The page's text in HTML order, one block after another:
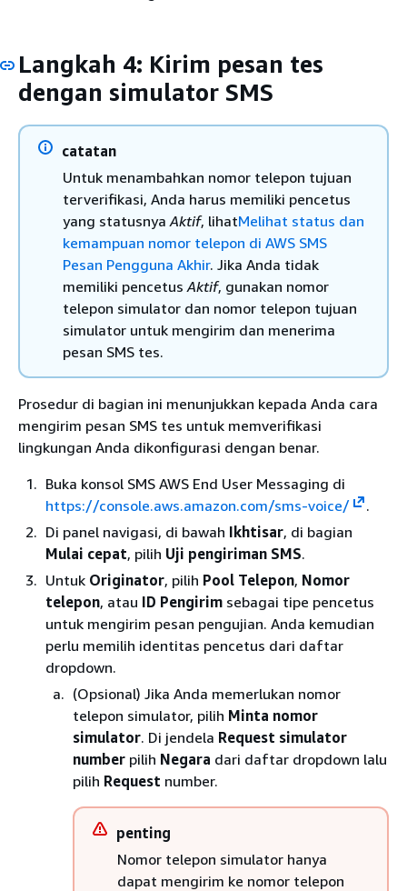
Langkah 4: Kirim pesan tes
dengan simulator SMS
catatan
Untuk menambahkan nomor telepon tujuan
terverifikasi, Anda harus memiliki pencetus
yang statusnya Aktif, lihatMelihat status dan
kemampuan nomor telepon di AWS SMS
Pesan Pengguna Akhir. Jika Anda tidak
memiliki pencetus Aktif, gunakan nomor
telepon simulator dan nomor telepon tujuan
simulator untuk mengirim dan menerima
pesan SMS tes.
Prosedur di bagian ini menunjukkan kepada Anda cara
mengirim pesan SMS tes untuk memverifikasi
lingkungan Anda dikonfigurasi dengan benar.
Buka konsol SMS AWS End User Messaging di
https://console.aws.amazon.com/sms-voice/
.
Di panel navigasi, di bawah Ikhtisar, di bagian
Mulai cepat, pilih Uji pengiriman SMS.
Untuk Originator, pilih Pool Telepon, Nomor
telepon, atau ID Pengirim sebagai tipe pencetus
untuk mengirim pesan pengujian. Anda kemudian
perlu memilih identitas pencetus dari daftar
dropdown.
(Opsional) Jika Anda memerlukan nomor
telepon simulator, pilih Minta nomor
simulator. Di jendela Request simulator
number pilih Negara dari daftar dropdown lalu
pilih Request number.
penting
Nomor telepon simulator hanya
dapat mengirim ke nomor telepon